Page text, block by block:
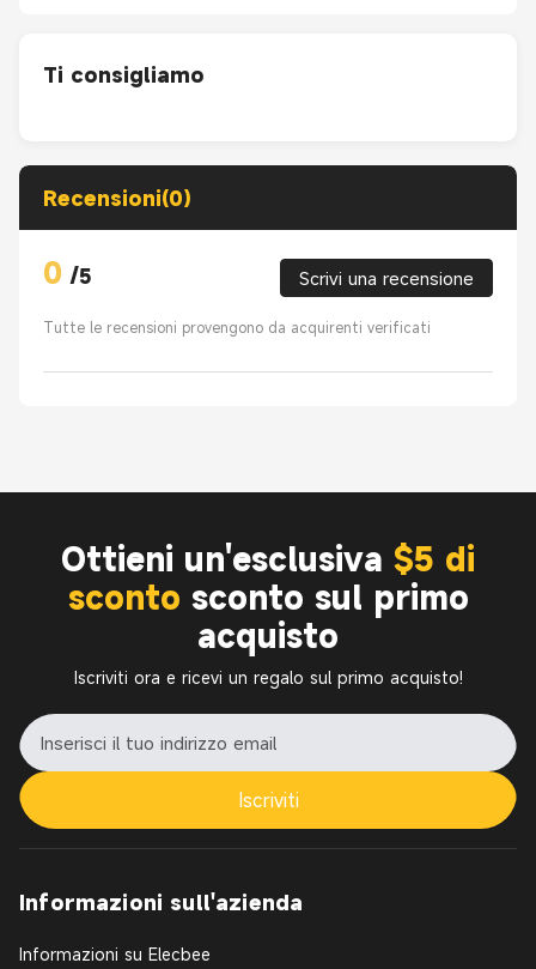
Ti consigliamo
Recensioni(0)
0 /5 Scrivi una recensione
Tutte le recensioni provengono da acquirenti verificati
Ottieni un'esclusiva $5 di
sconto sconto sul primo
acquisto
Iscriviti ora e ricevi un regalo sul primo acquisto!
Iscriviti
Informazioni sull'azienda
Informazioni su Elecbee